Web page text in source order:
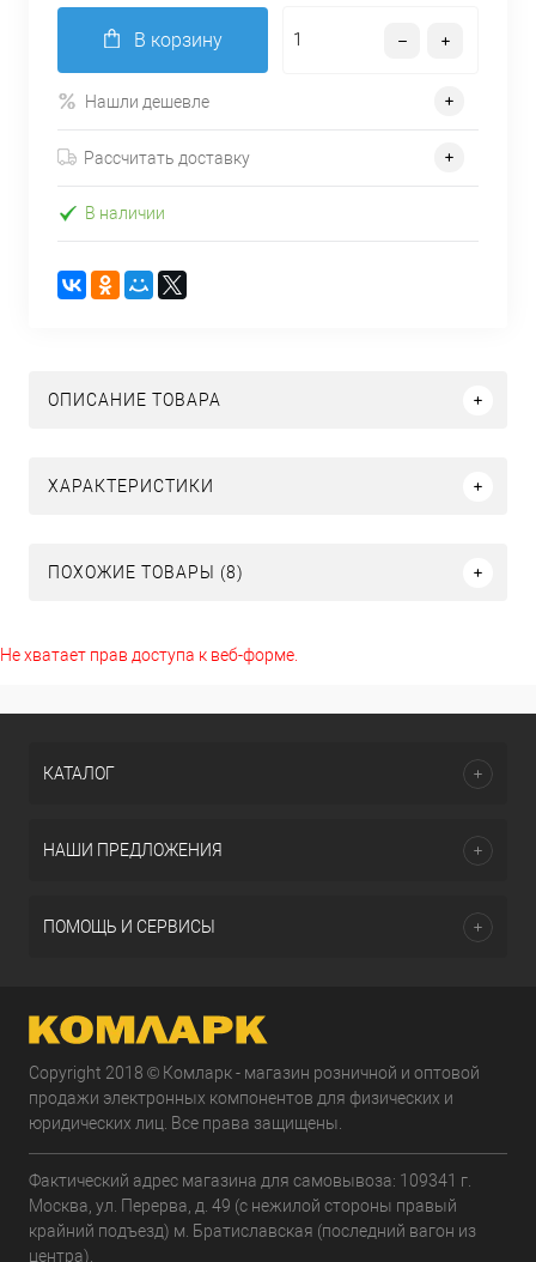
В корзину
Нашли дешевле
Рассчитать доставку
В наличии
ОПИСАНИЕ ТОВАРА
ХАРАКТЕРИСТИКИ
ПОХОЖИЕ ТОВАРЫ (8)
Не хватает прав доступа к веб-форме.
КАТАЛОГ
НАШИ ПРЕДЛОЖЕНИЯ
ПОМОЩЬ И СЕРВИСЫ
Copyright 2018 © Комларк - магазин розничной и оптовой
продажи электронных компонентов для физических и
юридических лиц. Все права защищены.
Фактический адрес магазина для самовывоза: 109341 г.
Москва, ул. Перерва, д. 49 (с нежилой стороны правый
крайний подъезд) м. Братиславская (последний вагон из
центра).